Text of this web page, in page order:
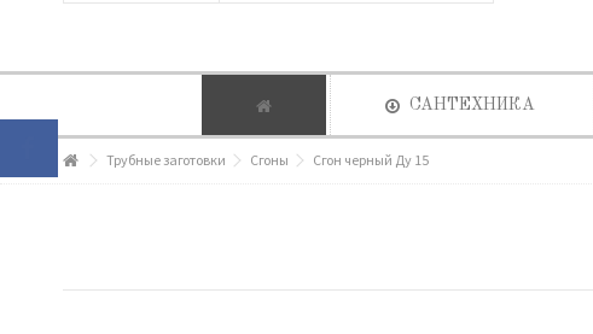
САНТЕХНИКА
Трубные заготовки Сгоны Сгон черный Ду 15